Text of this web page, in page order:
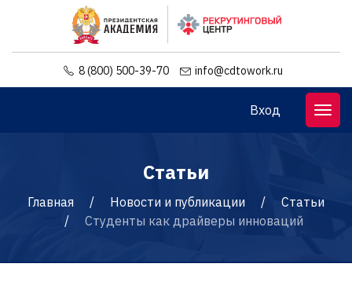
8 (800) 500-39-70 info@cdtowork.ru
Вход
Статьи
Главная Новости и публикации
Статьи
Студенты как драйверы инноваций